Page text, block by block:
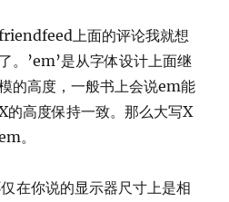
上面的评论我就想
。’em’是从字体设计上面继
的高度，一般书上会说em能
的高度保持一致。那么大写X
。
在你说的显示器尺寸上是相